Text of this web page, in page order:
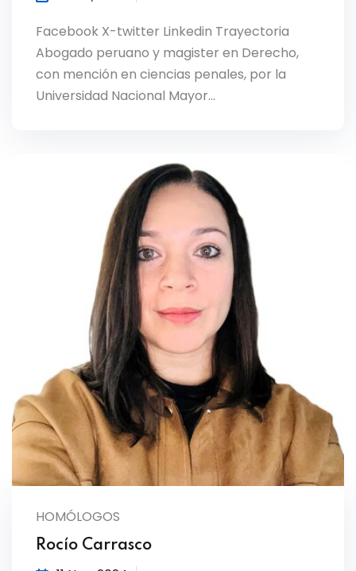
Facebook X-twitter Linkedin Trayectoria
Abogado peruano y magister en Derecho,
con mención en ciencias penales, por la
Universidad Nacional Mayor…
HOMÓLOGOS
Rocío Carrasco